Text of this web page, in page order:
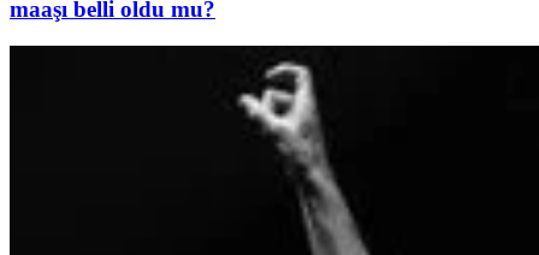
maaşı belli oldu mu?